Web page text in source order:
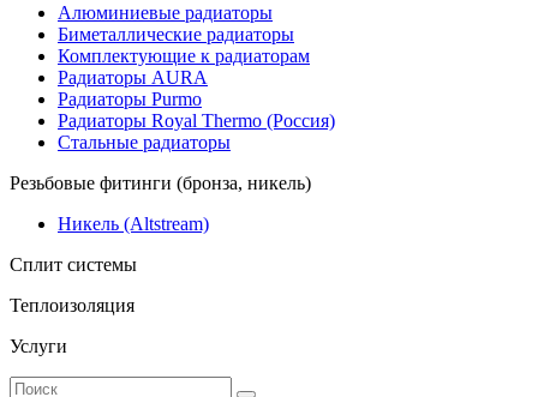
Алюминиевые радиаторы
Биметаллические радиаторы
Комплектующие к радиаторам
Радиаторы AURA
Радиаторы Purmo
Радиаторы Royal Thermo (Россия)
Стальные радиаторы
Резьбовые фитинги (бронза, никель)
Никель (Altstream)
Сплит системы
Теплоизоляция
Услуги